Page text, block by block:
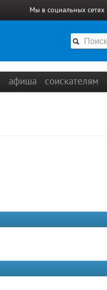
Мы в социальных сетях
афиша соискателям